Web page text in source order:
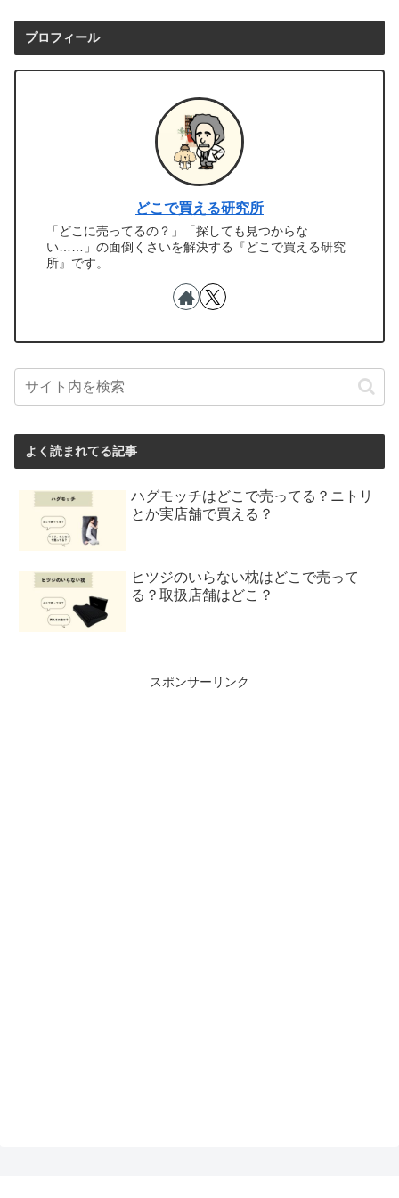
プロフィール
どこで買える研究所
「どこに売ってるの？」「探しても見つからな
い……」の面倒くさいを解決する『どこで買える研究
所』です。
よく読まれてる記事
ハグモッチはどこで売ってる？ニトリ
とか実店舗で買える？
ヒツジのいらない枕はどこで売って
る？取扱店舗はどこ？
スポンサーリンク